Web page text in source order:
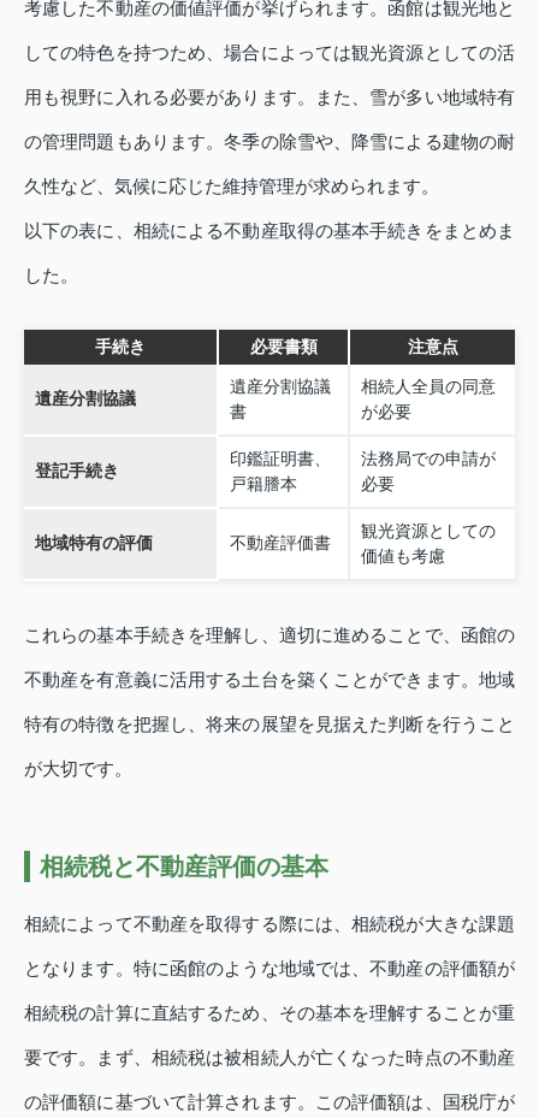
考慮した不動産の価値評価が挙げられます。函館は観光地と
しての特色を持つため、場合によっては観光資源としての活
用も視野に入れる必要があります。また、雪が多い地域特有
の管理問題もあります。冬季の除雪や、降雪による建物の耐
久性など、気候に応じた維持管理が求められます。
以下の表に、相続による不動産取得の基本手続きをまとめま
した。
手続き 必要書類 注意点
遺産分割協議
遺産分割協議
書
相続人全員の同意
が必要
登記手続き
印鑑証明書、
戸籍謄本
法務局での申請が
必要
地域特有の評価 不動産評価書
観光資源としての
価値も考慮
これらの基本手続きを理解し、適切に進めることで、函館の
不動産を有意義に活用する土台を築くことができます。地域
特有の特徴を把握し、将来の展望を見据えた判断を行うこと
が大切です。
相続税と不動産評価の基本
相続によって不動産を取得する際には、相続税が大きな課題
となります。特に函館のような地域では、不動産の評価額が
相続税の計算に直結するため、その基本を理解することが重
要です。まず、相続税は被相続人が亡くなった時点の不動産
の評価額に基づいて計算されます。この評価額は、国税庁が